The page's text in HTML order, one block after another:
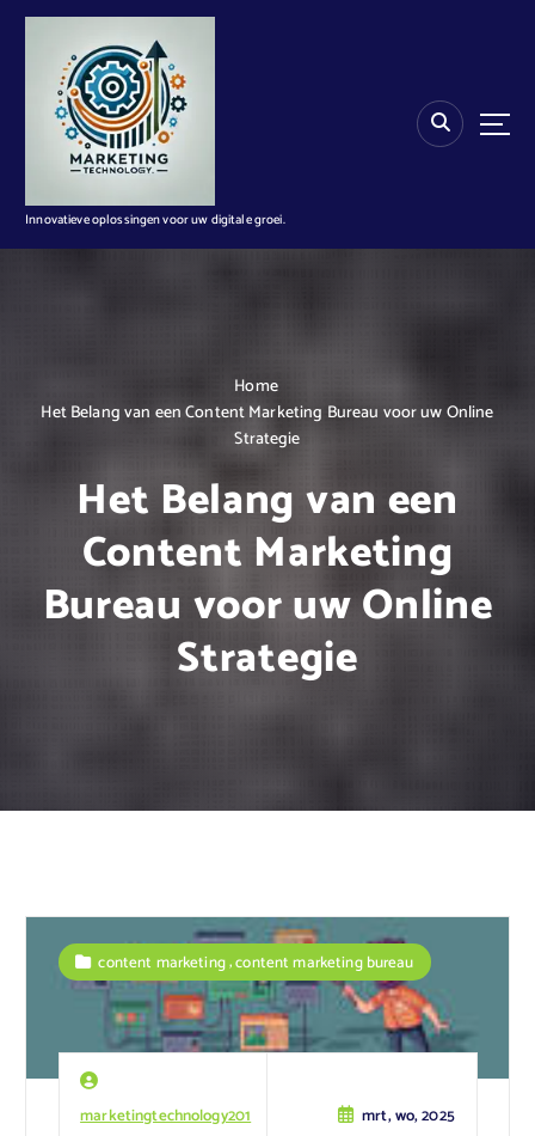
n
Innovatieve oplossingen voor uw digitale groei.
Home
Het Belang van een Content Marketing Bureau voor uw Online
Strategie
Het Belang van een
Content Marketing
Bureau voor uw Online
Strategie
marketingtechnology201
mrt, wo, 2025
content marketing,content marketing bureau